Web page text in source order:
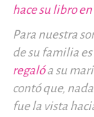
hace su libro
Para nuestra
de su familia
regalóa su
contó que,
fue la vista